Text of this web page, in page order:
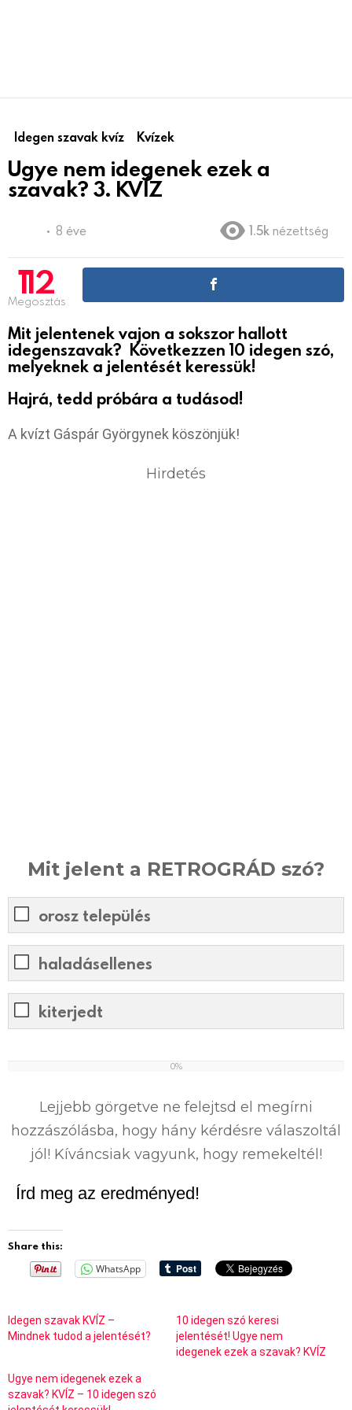
Idegen szavak kvíz Kvízek
Ugye nem idegenek ezek a
szavak? 3. KVÍZ
8 éve 1.5k nézettség
112
Megosztás
Mit jelentenek vajon a sokszor hallott
idegenszavak? Következzen 10 idegen szó,
melyeknek a jelentését keressük!
Hajrá, tedd próbára a tudásod!
A kvízt Gáspár Györgynek köszönjük!
Hirdetés
Mit jelent a RETROGRÁD szó?
orosz település
haladásellenes
kiterjedt
0%
Lejjebb görgetve ne felejtsd el megírni
hozzászólásba, hogy hány kérdésre válaszoltál
jól! Kíváncsiak vagyunk, hogy remekeltél!
Írd meg az eredményed!
Share this:
WhatsApp
Idegen szavak KVÍZ –
Mindnek tudod a jelentését?
10 idegen szó keresi
jelentését! Ugye nem
idegenek ezek a szavak? KVÍZ
Ugye nem idegenek ezek a
szavak? KVÍZ – 10 idegen szó